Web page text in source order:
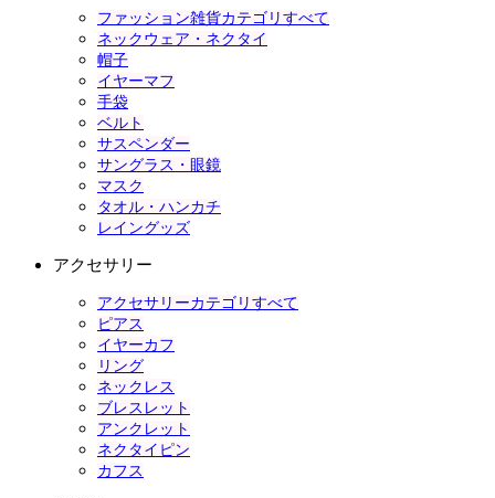
ファッション雑貨カテゴリすべて
ネックウェア・ネクタイ
帽子
イヤーマフ
手袋
ベルト
サスペンダー
サングラス・眼鏡
マスク
タオル・ハンカチ
レイングッズ
アクセサリー
アクセサリーカテゴリすべて
ピアス
イヤーカフ
リング
ネックレス
ブレスレット
アンクレット
ネクタイピン
カフス